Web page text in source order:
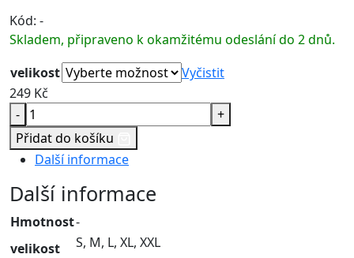
Kód: -
Skladem, připraveno k okamžitému odeslání do 2 dnů.
velikost
Vyčistit
249 Kč
-
+
Přidat do košíku
Další informace
Další informace
Hmotnost-
velikost
S, M, L, XL, XXL